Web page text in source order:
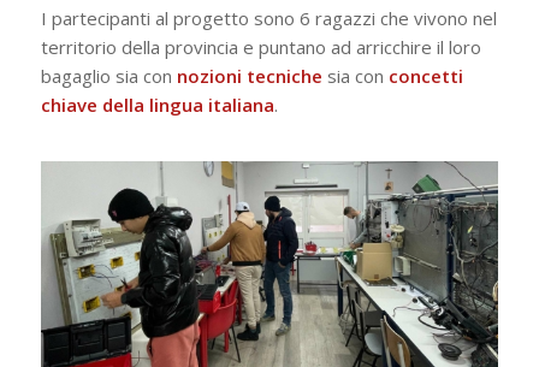
I partecipanti al progetto sono 6 ragazzi che vivono nel
territorio della provincia e puntano ad arricchire il loro
bagaglio sia con nozioni tecniche sia con concetti
chiave della lingua italiana.